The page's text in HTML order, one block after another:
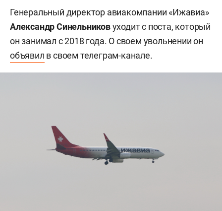
Генеральный директор авиакомпании «Ижавиа»
Александр Синельниковуходит с поста, который
он занимал с 2018 года. О своем увольнении он
объявил в своем телеграм-канале.